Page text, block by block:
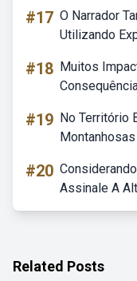
#17 O Narrador
Utilizando
#18 Muitos
#19 No Território
#20
Assinale A
Related Posts